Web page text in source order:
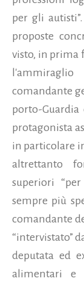
per gli
proposte
visto, in prima
comandante
porto-
protagonista
in particolare
altrettanto
superiori
sempre più
comandante
“intervistato”
deputata ed
alimentari e